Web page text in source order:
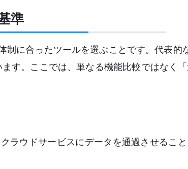
準
に合ったツールを選ぶことです。代表的
す。ここでは、単なる機能比較ではなく
ラウドサービスにデータを通過させるこ